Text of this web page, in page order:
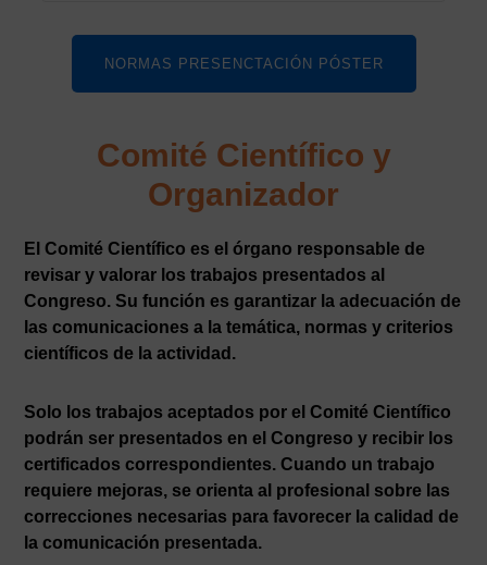
NORMAS PRESENCTACIÓN PÓSTER
Comité Científico y
Organizador
El Comité Científico es el órgano responsable de
revisar y valorar los trabajos presentados al
Congreso. Su función es garantizar la adecuación de
las comunicaciones a la temática, normas y criterios
científicos de la actividad.
Solo los trabajos aceptados por el Comité Científico
podrán ser presentados en el Congreso y recibir los
certificados correspondientes. Cuando un trabajo
requiere mejoras, se orienta al profesional sobre las
correcciones necesarias para favorecer la calidad de
la comunicación presentada.